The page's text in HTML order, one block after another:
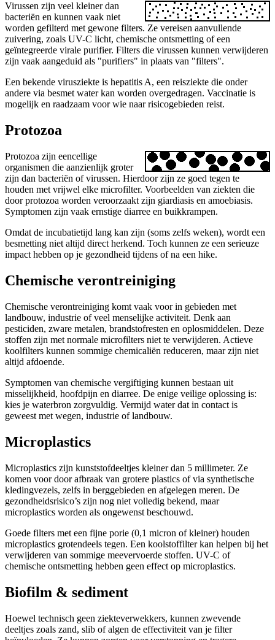
Virussen zijn veel kleiner dan
bacteriën en kunnen vaak niet
worden gefilterd met gewone filters. Ze vereisen aanvullende
zuivering, zoals UV-C licht, chemische ontsmetting of een
geïntegreerde virale purifier. Filters die virussen kunnen verwijderen
zijn vaak aangeduid als "purifiers" in plaats van "filters".
Een bekende virusziekte is hepatitis A, een reisziekte die onder
andere via besmet water kan worden overgedragen. Vaccinatie is
mogelijk en raadzaam voor wie naar risicogebieden reist.
Protozoa
Protozoa zijn eencellige
organismen die aanzienlijk groter
zijn dan bacteriën of virussen. Hierdoor zijn ze goed tegen te
houden met vrijwel elke microfilter. Voorbeelden van ziekten die
door protozoa worden veroorzaakt zijn giardiasis en amoebiasis.
Symptomen zijn vaak ernstige diarree en buikkrampen.
Omdat de incubatietijd lang kan zijn (soms zelfs weken), wordt een
besmetting niet altijd direct herkend. Toch kunnen ze een serieuze
impact hebben op je gezondheid tijdens of na een hike.
Chemische verontreiniging
Chemische verontreiniging komt vaak voor in gebieden met
landbouw, industrie of veel menselijke activiteit. Denk aan
pesticiden, zware metalen, brandstofresten en oplosmiddelen. Deze
stoffen zijn met normale microfilters niet te verwijderen. Actieve
koolfilters kunnen sommige chemicaliën reduceren, maar zijn niet
altijd afdoende.
Symptomen van chemische vergiftiging kunnen bestaan uit
misselijkheid, hoofdpijn en diarree. De enige veilige oplossing is:
kies je waterbron zorgvuldig. Vermijd water dat in contact is
geweest met wegen, industrie of landbouw.
Microplastics
Microplastics zijn kunststofdeeltjes kleiner dan 5 millimeter. Ze
komen voor door afbraak van grotere plastics of via synthetische
kledingvezels, zelfs in berggebieden en afgelegen meren. De
gezondheidsrisico’s zijn nog niet volledig bekend, maar
microplastics worden als ongewenst beschouwd.
Goede filters met een fijne porie (0,1 micron of kleiner) houden
microplastics grotendeels tegen. Een koolstoffilter kan helpen bij het
verwijderen van sommige meevervoerde stoffen. UV-C of
chemische ontsmetting hebben geen effect op microplastics.
Biofilm & sediment
Hoewel technisch geen ziekteverwekkers, kunnen zwevende
deeltjes zoals zand, slib of algen de effectiviteit van je filter